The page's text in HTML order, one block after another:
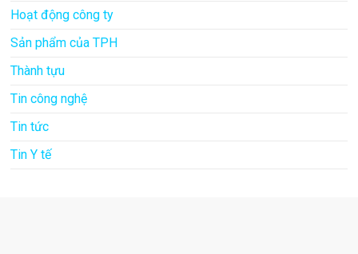
Hoạt động công ty
Sản phẩm của TPH
Thành tựu
Tin công nghệ
Tin tức
Tin Y tế